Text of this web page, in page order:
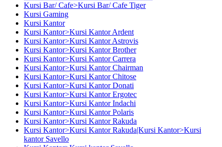
Kursi Bar/ Cafe>Kursi Bar/ Cafe Tiger
Kursi Gaming
Kursi Kantor
Kursi Kantor>Kursi Kantor Ardent
Kursi Kantor>Kursi Kantor Astrovis
Kursi Kantor>Kursi Kantor Brother
Kursi Kantor>Kursi Kantor Carrera
Kursi Kantor>Kursi Kantor Chairman
Kursi Kantor>Kursi Kantor Chitose
Kursi Kantor>Kursi Kantor Donati
Kursi Kantor>Kursi Kantor Ergotec
Kursi Kantor>Kursi Kantor Indachi
Kursi Kantor>Kursi Kantor Polaris
Kursi Kantor>Kursi Kantor Rakuda
Kursi Kantor>Kursi Kantor Rakuda|Kursi Kantor>Kursi
kantor Savello